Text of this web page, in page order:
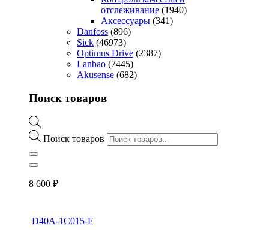
отслеживание (1940)
Аксессуары (341)
Danfoss (896)
Sick (46973)
Optimus Drive (2387)
Lanbao (7445)
Akusense (682)
Поиск товаров
Поиск товаров
8 600 ₽
D40A-1C015-F